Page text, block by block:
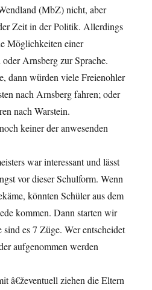
(MbZ) nicht, aber
Zeit in der Politik. Allerdings
Möglichkeiten einer
Arnsberg zur Sprache.
dann würden viele Freienohler
nach Arnsberg fahren; oder
nach Warstein.
keiner der anwesenden
war interessant und lässt
vor dieser Schulform. Wenn
könnten Schüler aus dem
kommen. Dann starten wir
es 7 Züge. Wer entscheidet
aufgenommen werden
â€ževentuell ziehen die Eltern